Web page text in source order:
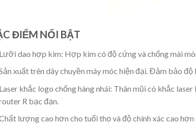
ĐIỂM NỔI BẬT
dao hợp kim: Hợp kim có độ cứng và chống mài
xuất trên dây chuyền máy móc hiện đại. Đảm bảo độ
khắc logo chống hàng nhái: Thân mũi có khắc
R bạc đạn.
lượng cao hơn cho tuổi thọ và độ chính xác cao